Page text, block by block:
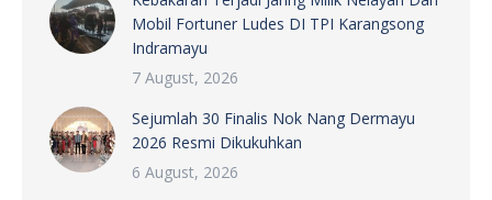
Mobil Fortuner Ludes DI TPI Karangsong
Indramayu
7 August, 2026
Sejumlah 30 Finalis Nok Nang Dermayu
2026 Resmi Dikukuhkan
6 August, 2026